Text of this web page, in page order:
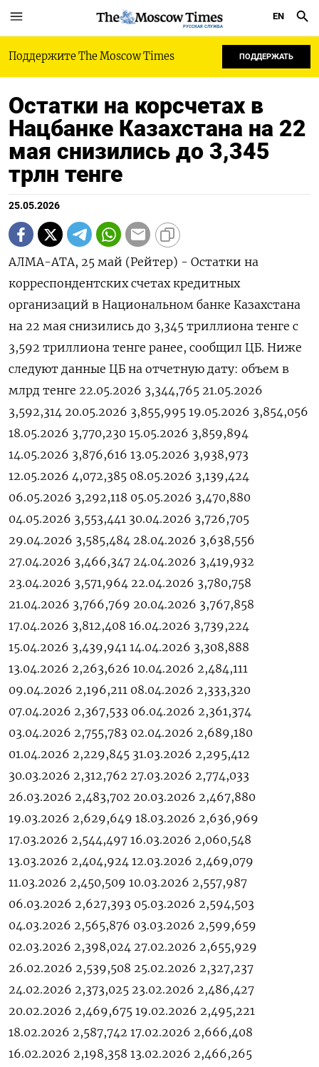
РУССКАЯ СЛУЖБА
EN
Поддержите The Moscow Times ПОДДЕРЖАТЬ
Остатки на корсчетах в
Нацбанке Казахстана на 22
мая снизились до 3,345
трлн тенге
25.05.2026
АЛМА-АТА, 25 май (Рейтер) - ‌Остатки ​на
корреспондентских счетах ​кредитных ​
организаций ⁠в ‌Национальном ‌банке Казахстана ​
на 22 ‌мая ​снизились до ‌3,345 триллиона тенге ​с ​
3,592 ‌триллиона тенге ​ранее, сообщил ЦБ. Ниже
следуют ​данные ⁠ЦБ на ‌отчетную ‌дату: объем в
млрд ​тенге 22.05.2026 3,344,765 21.05.2026
3,592,314 20.05.2026 3,855,995 19.05.2026 3,854,056
18.05.2026 3,770,230 15.05.2026 3,859,894
14.05.2026 3,876,616 13.05.2026 3,938,973
12.05.2026 4,072,385 08.05.2026 3,139,424
06.05.2026 3,292,118 05.05.2026 3,470,880
04.05.2026 3,553,441 30.04.2026 3,726,705
29.04.2026 3,585,484 28.04.2026 3,638,556
27.04.2026 3,466,347 24.04.2026 3,419,932
23.04.2026 3,571,964 22.04.2026 3,780,758
21.04.2026 3,766,769 20.04.2026 3,767,858
17.04.2026 3,812,408 16.04.2026 3,739,224
15.04.2026 3,439,941 14.04.2026 3,308,888
13.04.2026 2,263,626 10.04.2026 2,484,111
09.04.2026 2,196,211 08.04.2026 2,333,320
07.04.2026 2,367,533 06.04.2026 2,361,374
03.04.2026 2,755,783 02.04.2026 2,689,180
01.04.2026 2,229,845 31.03.2026 2,295,412
30.03.2026 2,312,762 27.03.2026 2,774,033
26.03.2026 2,483,702 20.03.2026 2,467,880
19.03.2026 2,629,649 18.03.2026 2,636,969
17.03.2026 2,544,497 16.03.2026 2,060,548
13.03.2026 2,404,924 12.03.2026 2,469,079
11.03.2026 2,450,509 10.03.2026 2,557,987
06.03.2026 2,627,393 05.03.2026 2,594,503
04.03.2026 2,565,876 03.03.2026 2,599,659
02.03.2026 2,398,024 27.02.2026 2,655,929
26.02.2026 2,539,508 25.02.2026 2,327,237
24.02.2026 2,373,025 23.02.2026 2,486,427
20.02.2026 2,469,675 19.02.2026 2,495,221
18.02.2026 2,587,742 17.02.2026 2,666,408
16.02.2026 2,198,358 13.02.2026 2,466,265